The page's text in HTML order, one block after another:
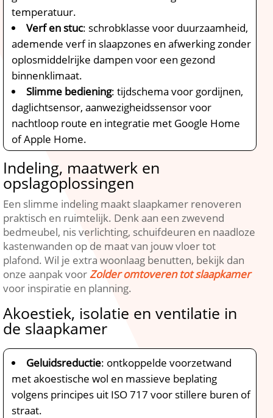
temperatuur.​
Verf en stuc: schrobklasse voor duurzaamheid,
ademende verf in slaapzones en afwerking zonder
oplosmiddelrijke dampen voor een gezond
binnenklimaat.​
Slimme bediening: tijdschema voor gordijnen,
daglichtsensor, aanwezigheidssensor voor
nachtloop route en integratie met Google Home
of Apple Home.​
Indeling, maatwerk en
opslagoplossingen
Een slimme indeling maakt slaapkamer renoveren
praktisch en ruimtelijk.​ Denk aan een zwevend
bedmeubel, nis verlichting, schuifdeuren en naadloze
kastenwanden op de maat van jouw vloer tot
plafond.​ Wil je extra woonlaag benutten, bekijk dan
onze aanpak voorZolder omtoveren tot slaapkamer
voor inspiratie en planning.​
Akoestiek, isolatie en ventilatie in
de slaapkamer
Geluidsreductie: ontkoppelde voorzetwand
met akoestische wol en massieve beplating
volgens principes uit ISO 717 voor stillere buren of
straat.​